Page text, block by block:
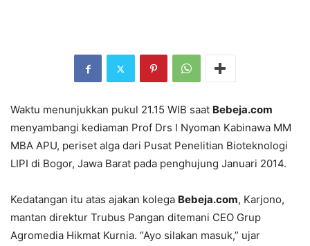
Waktu menunjukkan pukul 21.15 WIB saat Bebeja.com
menyambangi kediaman Prof Drs I Nyoman Kabinawa MM
MBA APU, periset alga dari Pusat Penelitian Bioteknologi
LIPI di Bogor, Jawa Barat pada penghujung Januari 2014.
Kedatangan itu atas ajakan kolega Bebeja.com, Karjono,
mantan direktur Trubus Pangan ditemani CEO Grup
Agromedia Hikmat Kurnia. “Ayo silakan masuk,” ujar